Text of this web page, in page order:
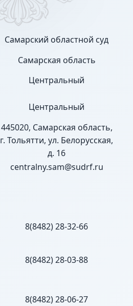
Самарский областной суд
Самарская область
Центральный
Центральный
445020, Самарская область,
г. Тольятти, ул. Белорусская,
д. 16
centralny.sam@sudrf.ru
8(8482) 28-32-66
8(8482) 28-03-88
8(8482) 28-06-27